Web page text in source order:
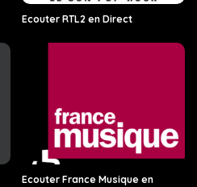
Ecouter RTL2 en Direct
Ecouter France Musique en